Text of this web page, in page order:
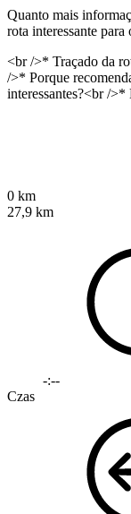
Quanto mais
rota interessante
<br />* Traçado da
/>* Porque
interessantes?<br />*
0 km
27,9 km
-:--
Czas